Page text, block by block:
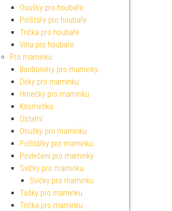
Osušky pro houbaře
Polštáře pro houbaře
Trička pro houbaře
Vína pro houbaře
Pro maminku
Bonboniéry pro maminky
Deky pro maminku
Hrnečky pro maminku
Kosmetika
Ostatní
Osušky pro maminku
Polštářky pro maminku
Povlečení pro maminky
Svíčky pro maminku
Svíčky pro maminku
Tašky pro maminku
Trička pro maminku